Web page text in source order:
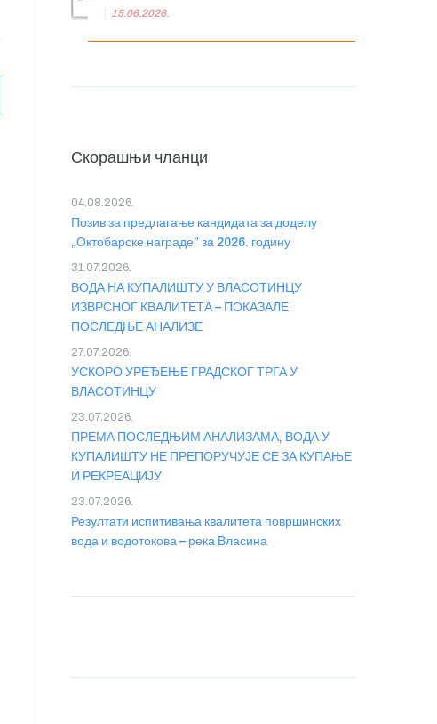
15.06.2026.
Скорашњи чланци
Позив за предлагање кандидата за доделу
„Октобарске награде” за 2026. годину
04.08.2026.
ВОДА НА КУПАЛИШТУ У ВЛАСОТИНЦУ
ИЗВРСНОГ КВАЛИТЕТА – ПОКАЗАЛЕ
ПОСЛЕДЊЕ АНАЛИЗЕ
31.07.2026.
УСКОРО УРЕЂЕЊЕ ГРАДСКОГ ТРГА У
ВЛАСОТИНЦУ
27.07.2026.
ПРЕМА ПОСЛЕДЊИМ АНАЛИЗАМА, ВОДА У
КУПАЛИШТУ НЕ ПРЕПОРУЧУЈЕ СЕ ЗА КУПАЊЕ
И РЕКРЕАЦИЈУ
23.07.2026.
Резултати испитивања квалитета површинских
вода и водотокова – река Власина
23.07.2026.